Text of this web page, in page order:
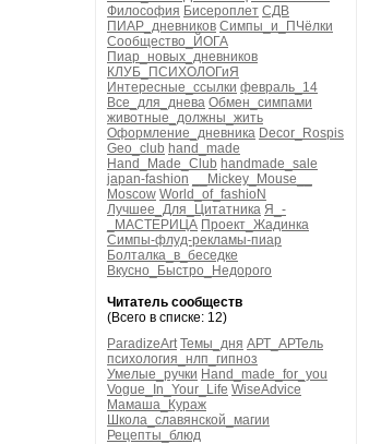
Философия Бисероплет СДВ
ПИАР_дневников Симпы_и_ПЧёлки
Сообщество_ЙОГА
Пиар_новых_дневников
КЛУБ_ПСИХОЛОГиЯ
Интересные_ссылки февраль_14
Все_для_днева Обмен_симпами
животные_должны_жить
Оформление_дневника Decor_Rospis
Geo_club hand_made
Hand_Made_Club handmade_sale
japan-fashion
__Mickey_Mouse__
Moscow World_of_fashioN
Лучшее_Для_Цитатника Я_-
_МАСТЕРИЦА Проект_Жадинка
Симпы-флуд-рекламы-пиар
Болталка_в_беседке
Вкусно_Быстро_Недорого
Читатель сообществ
(Всего в списке: 12)
ParadizeArt Темы_дня АРТ_АРТель
психология_нлп_гипноз
Умелые_ручки Hand_made_for_you
Vogue_In_Your_Life WiseAdvice
Мамаша_Кураж
Школа_славянской_магии
Рецепты_блюд